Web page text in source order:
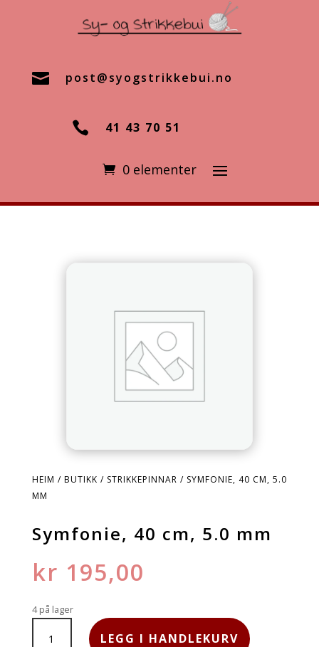
 post@syogstrikkebui.no
 41 43 70 51
0 elementer
HEIM / BUTIKK / STRIKKEPINNAR / SYMFONIE, 40 CM, 5.0
MM
Symfonie, 40 cm, 5.0 mm
kr 195,00
4 på lager
SYMFONIE,
LEGG I HANDLEKURV